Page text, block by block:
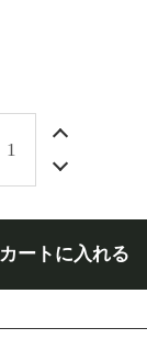
カートに入れる